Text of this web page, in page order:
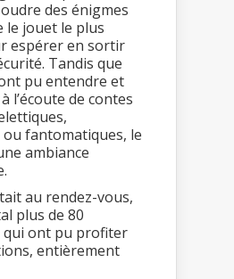
des énigmes
le jouet le plus
espérer en sortir
Tandis que
pu entendre et
l’écoute de contes
fantomatiques, le
ambiance
au rendez-vous,
plus de 80
qui ont pu profiter
entièrement